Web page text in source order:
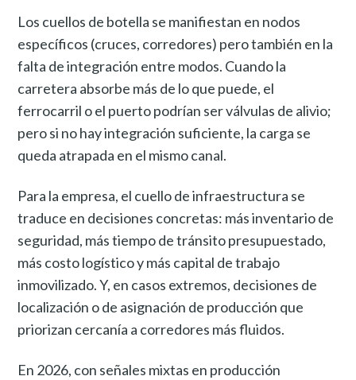
Los cuellos de botella se manifiestan en nodos
específicos (cruces, corredores) pero también en la
falta de integración entre modos. Cuando la
carretera absorbe más de lo que puede, el
ferrocarril o el puerto podrían ser válvulas de alivio;
pero si no hay integración suficiente, la carga se
queda atrapada en el mismo canal.
Para la empresa, el cuello de infraestructura se
traduce en decisiones concretas: más inventario de
seguridad, más tiempo de tránsito presupuestado,
más costo logístico y más capital de trabajo
inmovilizado. Y, en casos extremos, decisiones de
localización o de asignación de producción que
priorizan cercanía a corredores más fluidos.
En 2026, con señales mixtas en producción